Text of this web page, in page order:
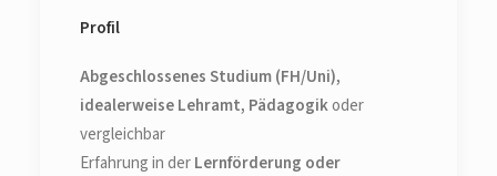
Profil
Abgeschlossenes Studium (FH/Uni),
idealerweise Lehramt, Pädagogikoder
vergleichbar
Erfahrung in derLernförderung oder